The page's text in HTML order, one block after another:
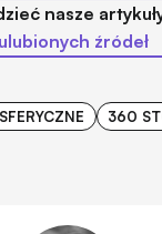
nasze
źródeł
360